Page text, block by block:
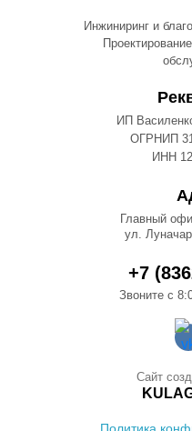
Инжиниринг и
ИП
ОГРНИП
ИНН
Главный
ул.
+7
Звоните с
Сайт